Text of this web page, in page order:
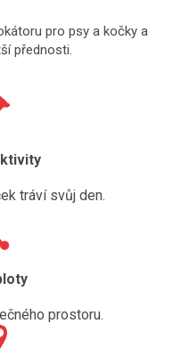
pro psy a kočky a
přednosti.
tráví svůj den.
prostoru.